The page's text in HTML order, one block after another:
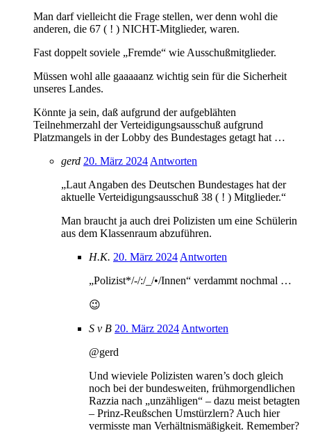
Man darf vielleicht die Frage stellen, wer denn wohl die
anderen, die 67 ( ! ) NICHT-Mitglieder, waren.
Fast doppelt soviele „Fremde“ wie Ausschußmitglieder.
Müssen wohl alle gaaaaanz wichtig sein für die Sicherheit
unseres Landes.
Könnte ja sein, daß aufgrund der aufgeblähten
Teilnehmerzahl der Verteidigungsausschuß aufgrund
Platzmangels in der Lobby des Bundestages getagt hat …
gerd 20. März 2024 Antworten
„Laut Angaben des Deutschen Bundestages hat der
aktuelle Verteidigungsausschuß 38 ( ! ) Mitglieder.“
Man braucht ja auch drei Polizisten um eine Schülerin
aus dem Klassenraum abzuführen.
H.K. 20. März 2024 Antworten
„Polizist*/-/:/_/•/Innen“ verdammt nochmal …
😉
S v B 20. März 2024 Antworten
@gerd
Und wieviele Polizisten waren’s doch gleich
noch bei der bundesweiten, frühmorgendlichen
Razzia nach „unzähligen“ – dazu meist betagten
– Prinz-Reußschen Umstürzlern? Auch hier
vermisste man Verhältnismäßigkeit. Remember?